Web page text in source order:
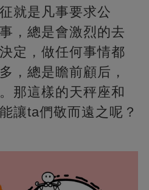
就是凡事要求公
，總是會激烈的去
定，做任何事情都
，總是瞻前顧后，
那這樣的天秤座和
讓ta們敬而遠之呢？